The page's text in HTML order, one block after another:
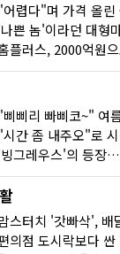
플러스, 2000억원
삐리 빠삐코~" 여
간 좀 내주오"로